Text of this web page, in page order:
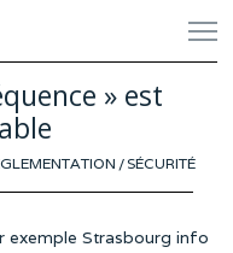
» est
/ SÉCURITÉ
exemple Strasbourg info